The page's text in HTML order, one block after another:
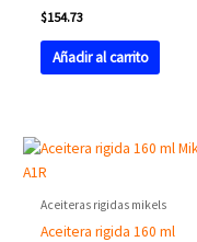
$154.73
Añadir al carrito
Aceiteras rigidas mikels
Aceitera rigida 160 ml